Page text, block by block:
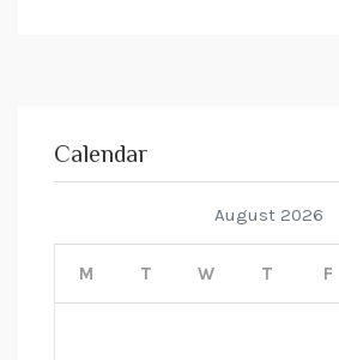
Calendar
August 2026
M T W T F